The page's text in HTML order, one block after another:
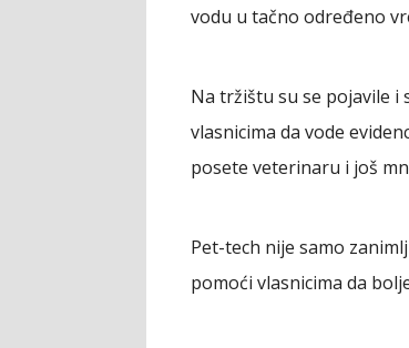
vodu u tačno određeno
Na tržištu su se pojavile i
vlasnicima da vode
posete veterinaru i još
Pet-tech nije samo
pomoći vlasnicima da